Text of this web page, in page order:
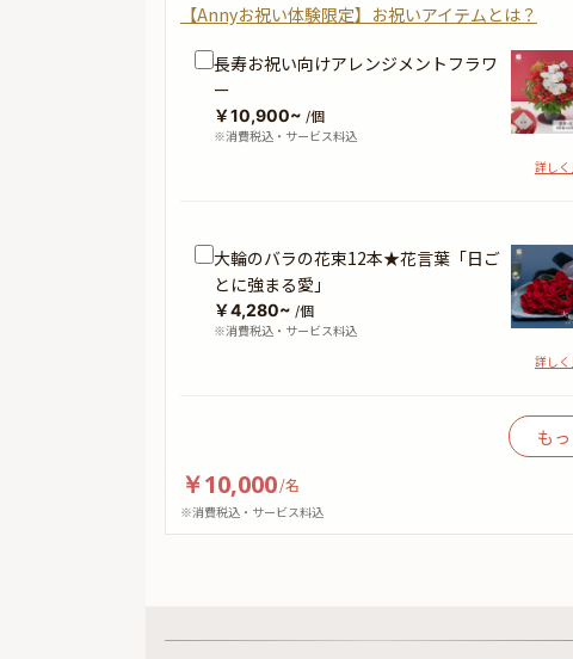
【Annyお祝い体験限定】お祝いアイテムとは？
長寿お祝い向けアレンジメントフラワ
ー
￥10,900~ /個
※消費税込・サービス料込
詳しく
大輪のバラの花束12本★花言葉「日ご
とに強まる愛」
￥4,280~ /個
※消費税込・サービス料込
詳しく
も
￥10,000/名
※消費税込・サービス料込